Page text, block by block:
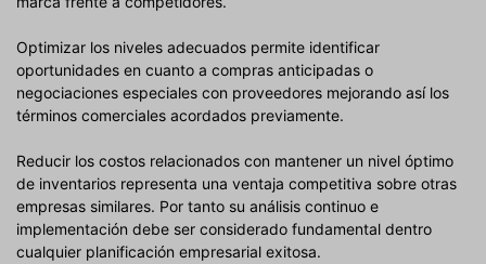
Optimizar los niveles adecuados permite identificar
oportunidades en cuanto a compras anticipadas o
negociaciones especiales con proveedores mejorando así los
términos comerciales acordados previamente.
Reducir los costos relacionados con mantener un nivel óptimo
de inventarios representa una ventaja competitiva sobre otras
empresas similares. Por tanto su análisis continuo e
implementación debe ser considerado fundamental dentro
cualquier planificación empresarial exitosa.